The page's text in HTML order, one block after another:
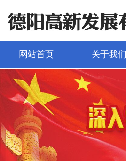
网站首页 关于我们